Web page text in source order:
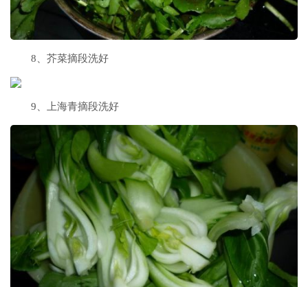
8、芥菜摘段洗好
9、上海青摘段洗好